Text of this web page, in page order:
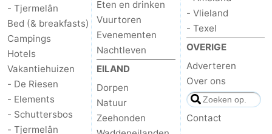
Zwembaden
-
Fietsen
-
Wandelen
-
Paardrijden
-
Surfen
-
- Tjermelân
Bed (& breakfasts)
Campings
Hotels
Vakantiehuizen
- De Riesen
- Elements
- Schuttersbos
- Tjermelân
Eten en drinken
Vuurtoren
Evenementen
Nachtleven
EILAND
Dorpen
Natuur
Zeehonden
- Vlieland
- Texel
OVERIGE
Adverteren
Over ons
Contact